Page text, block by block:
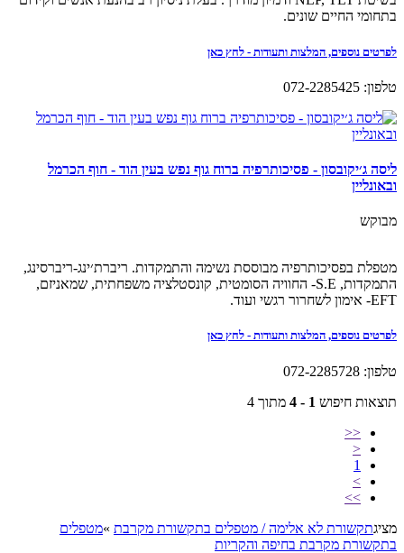
בתחומי החיים שונים.
לפרטים נוספים, המלצות ותעודות - לחץ כאן
טלפון: 072-2285425
ליסה ג׳יקובסון - פסיכותרפיה ברוח גוף נפש בעין הוד - חוף הכרמל
ובאונליין
מבוקש
מטפלת בפסיכותרפיה מבוססת נשימה והתמקדות. ריברת׳ינג-ריברסינג,
התמקדות, S.E- החוויה הסומטית, קונסטלציה משפחתית, שמאניזם,
EFT- אימון לשחרור רגשי ועוד.
לפרטים נוספים, המלצות ותעודות - לחץ כאן
טלפון: 072-2285728
תוצאות חיפוש 1 - 4
מתוך 4
<<
<
1
>
>>
מציגתקשורת לא אלימה / מטפלים בתקשורת מקרבת »מטפלים
בתקשורת מקרבת בחיפה והקריות